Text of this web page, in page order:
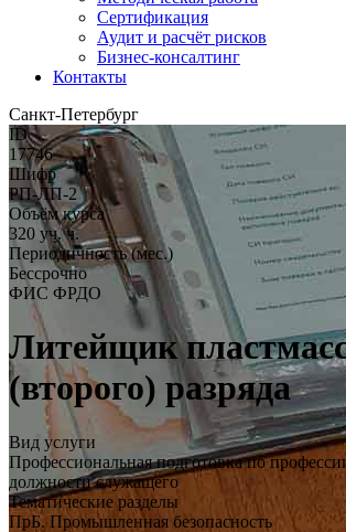
Сертификация
Аудит и расчёт рисков
Бизнес-консалтинг
Контакты
Санкт-Петербург
ID
17746
Шифр
РП-ЛП-2
Объём курса
320 уч. ч.
Периодичность (мес.)
Бессрочно
ФИС ФРДО
Литейщик
(второго) разряда
Вид услуги
Профессиональная подготовка по
должности служащего
Тематические разделы
ПрБ. Промышленная безопасность